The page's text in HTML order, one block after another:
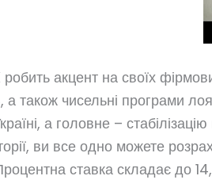
акцент на своїх
а також чисельні програми
а головне –
ви все одно можете
ставка складає до